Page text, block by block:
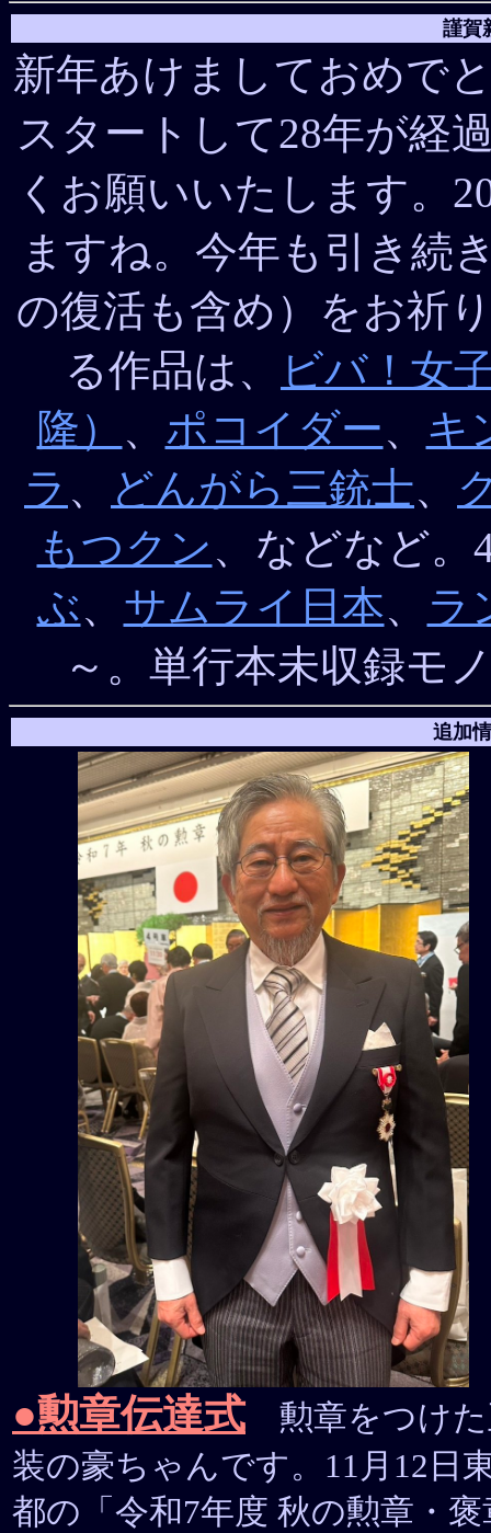
謹賀
新年あけましておめで
スタートして28年が経
くお願いいたします。
ますね。今年も引き続
の復活も含め）をお祈
る作品は、
ビバ！女
隆）
、 ポコイダー、 キ
ラ 、 どんがら三銃士、
もつクン、などなど。
ぶ、 サムライ日本、
ラ
～。単行本未収録モ
追加
●勲章伝達式 勲章をつけ
装の豪ちゃんです。11月12日
都の「令和7年度 秋の勲章・褒